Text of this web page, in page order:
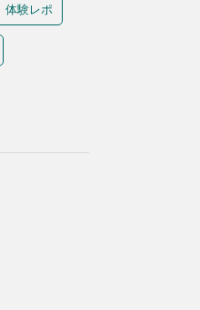
体験レポ